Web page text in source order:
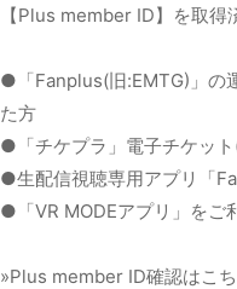
【Plus member ID】を取得
●「Fanplus(旧:EMTG)」の
た方
●「チケプラ」電子チケッ
●生配信視聴専用アプリ「
●「VR MODEアプリ」をご
»Plus member ID確認はこ